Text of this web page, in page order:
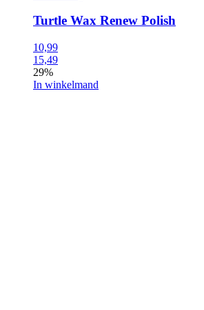
Turtle Wax Renew Polish
10,99
15,49
29%
In winkelmand